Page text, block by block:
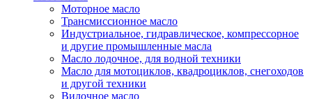
Моторное масло
Трансмиссионное масло
Индустриальное, гидравлическое, компрессорное
и другие промышленные масла
Масло лодочное, для водной техники
Масло для мотоциклов, квадроциклов, снегоходов
и другой техники
Вилочное масло